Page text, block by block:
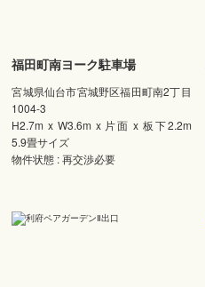
福田町南ヨーク駐車場
宮城県仙台市宮城野区福田町南2丁目
1004-3
H2.7m x W3.6m x 片面 x 板下2.2m
5.9畳サイズ
物件状態 : 再交渉必要